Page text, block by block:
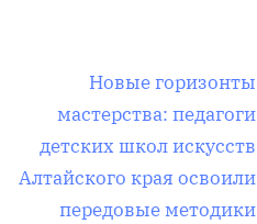
С
л
е
д
у
Новые горизонты
мастерства: педагоги
детских школ искусств
Алтайского края освоили
передовые методики